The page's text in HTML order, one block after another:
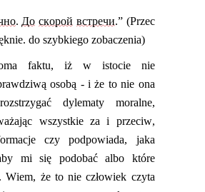
. До скорой встречи.”(Przec
do szybkiego zobaczenia)
faktu, iż w istocie nie
osobą - i że to nie ona
dylematy moralne,
wszystkie za i przeciw,
czy podpowiada, jaka
mi się podobaćalbo które
Wiem, że to nie człowiek czyta